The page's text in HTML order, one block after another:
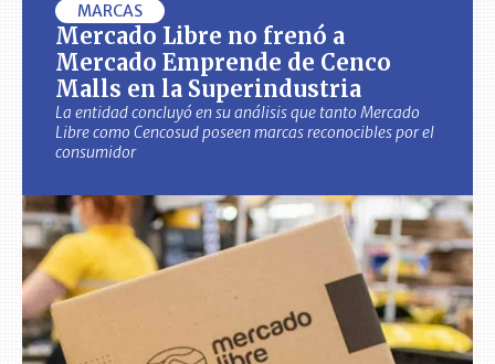
MARCAS
Mercado Libre no frenó a
Mercado Emprende de Cenco
Malls en la Superindustria
La entidad concluyó en su análisis que tanto Mercado
Libre como Cencosud poseen marcas reconocibles por el
consumidor